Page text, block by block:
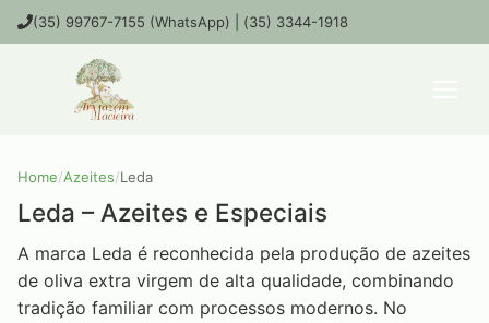
(35) 99767-7155 (WhatsApp) | (35) 3344-1918
Home/Azeites/Leda
Leda – Azeites e Especiais
A marca Leda é reconhecida pela produção de azeites
de oliva extra virgem de alta qualidade, combinando
tradição familiar com processos modernos. No